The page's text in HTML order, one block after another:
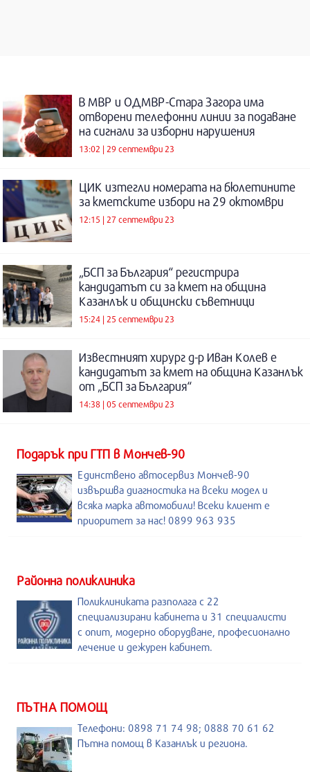
В МВР и ОДМВР-Стара Загора има
отворени телефонни линии за подаване
на сигнали за изборни нарушения
13:02 | 29 септември 23
ЦИК изтегли номерата на бюлетините
за кметските избори на 29 октомври
12:15 | 27 септември 23
„БСП за България“ регистрира
кандидатът си за кмет на община
Казанлък и общински съветници
15:24 | 25 септември 23
Известният хирург д-р Иван Колев е
кандидатът за кмет на община Казанлък
от „БСП за България“
14:38 | 05 септември 23
Подарък при ГТП в Мончев-90
Единствено автосервиз Мончев-90
извършва диагностика на всеки модел и
всяка марка автомобили! Всеки клиент е
приоритет за нас! 0899 963 935
Районна поликлиника
Поликлиниката разполага с 22
специализирани кабинета и 31 специалисти
с опит, модерно оборудване, професионално
лечение и дежурен кабинет.
ПЪТНА ПОМОЩ
Телефони: 0898 71 74 98; 0888 70 61 62
Пътна помощ в Казанлък и региона.